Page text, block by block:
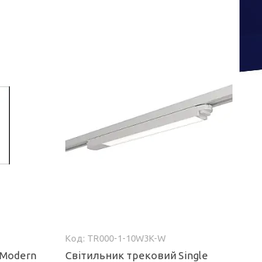
TR000-1-10W3K-W
Світильник трековий Single